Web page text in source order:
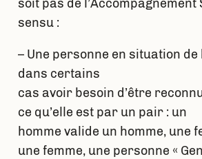
soit pas de
sensu :
– Une personne en situation
dans certains
cas avoir besoin d’être
ce qu’elle est par un pair : un
homme valide un homme, une
une femme, une personne «